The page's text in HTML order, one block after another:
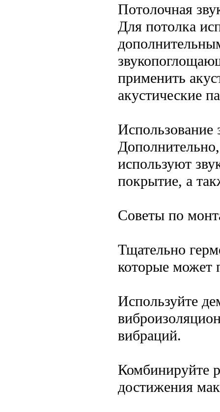
Потолочная
Для потолка
применить
акустические
Использование
используют
покрытие, а
Советы по
Тщательно
которые может
Используйте
вибраций.
Комбинируйте
достижения